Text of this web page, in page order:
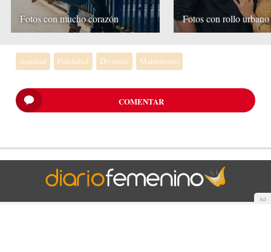
Fotos con mucho corazón Fotos con rollo urbano
Amistad Fidelidad Divorcio Matrimonio
COMENTAR
Ad